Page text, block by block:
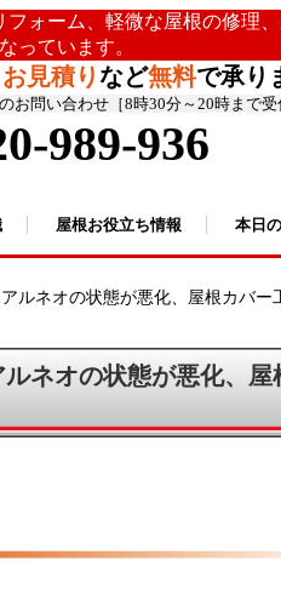
ォーム、軽微な屋根の修理
っています。
見積りなど無料で承り
お問い合わせ［8時30分～20時まで受
989-936
屋根お役立ち情報 本日
ルネオの状態が悪化、屋根カバー
ネオの状態が悪化、屋